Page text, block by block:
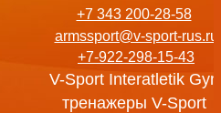
+7 343 200-28-58
armssport@v-sport-rus.ru
+7-922-298-15-43
V-Sport Interatletik
тренажеры V-Sport